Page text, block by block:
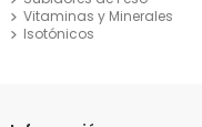
Vitaminas y Minerales
Isotónicos